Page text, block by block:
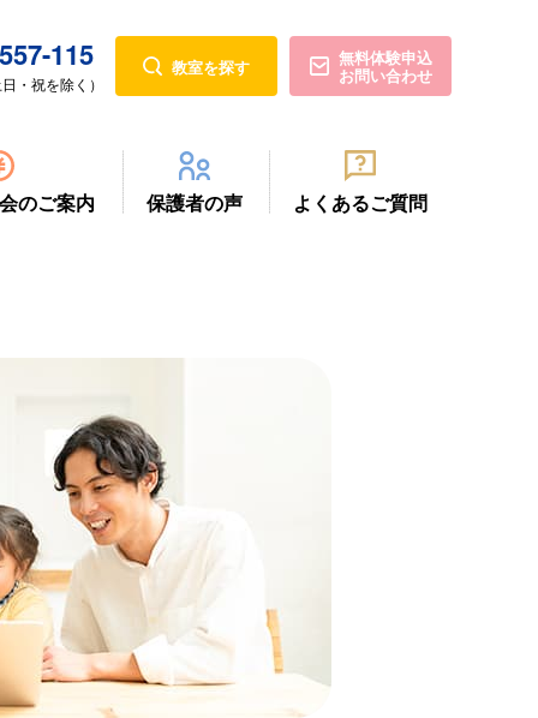
115
・祝を除く）
教室を探す 無料体験申込
お問い合わせ
のご案内 保護者の声 よくあるご質問